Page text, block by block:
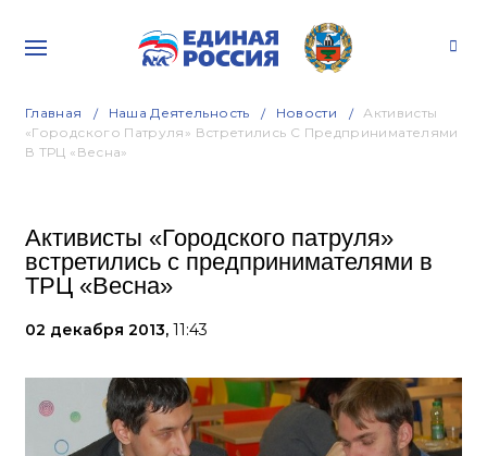
Главная Наша Деятельность Новости
Активисты
«Городского Патруля» Встретились С Предпринимателями
В ТРЦ «Весна»
Активисты «Городского патруля»
встретились с предпринимателями в
ТРЦ «Весна»
02 декабря 2013, 11:43